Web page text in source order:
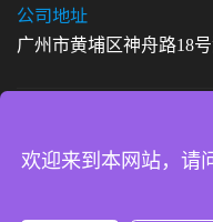
公司地址
广州市黄埔区神舟路18
粤
欢迎来到本网站，请